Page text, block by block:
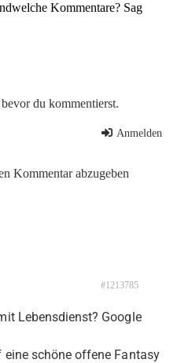
Kommentare? Sag
bevor du kommentierst.
Anmelden
Kommentar abzugeben
#1213785
Lebensdienst? Google
schöne offene Fantasy